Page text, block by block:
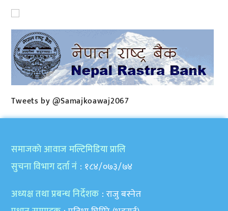
Tweets by @Samajkoawaj2067
समाजकाे आवाज मल्टिमिडिया प्रालि
सुचना विभाग दर्ता नं : १८४/०७३/७४
अध्यक्ष तथा प्रबन्ध निर्देशक : राजु बस्नेत